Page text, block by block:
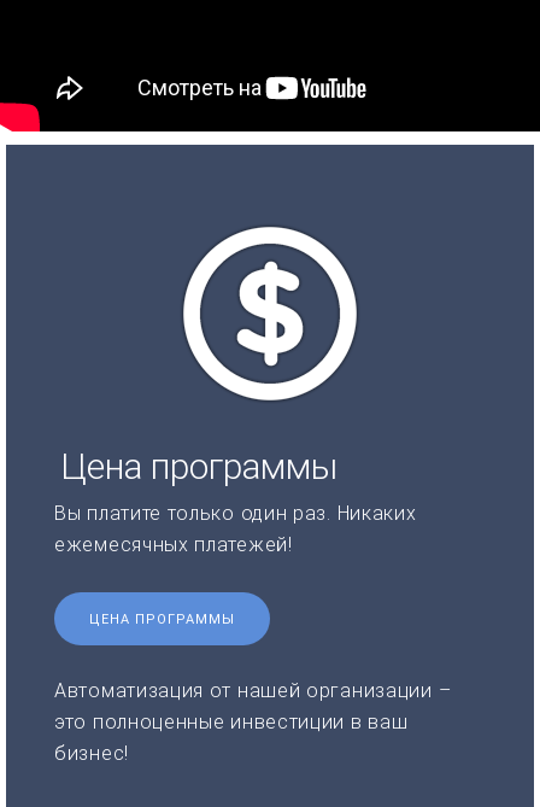
Цена программы
Вы платите только один раз. Никаких
ежемесячных платежей!
ЦЕНА ПРОГРАММЫ
Автоматизация от нашей организации –
это полноценные инвестиции в ваш
бизнес!